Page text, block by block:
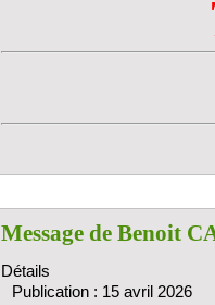
Message de Benoit
Détails
Publication : 15 avril 2026